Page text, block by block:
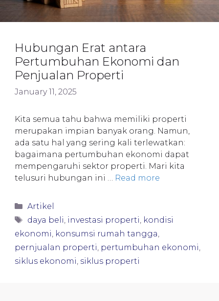
Hubungan Erat antara
Pertumbuhan Ekonomi dan
Penjualan Properti
January 11, 2025
Kita semua tahu bahwa memiliki properti
merupakan impian banyak orang. Namun,
ada satu hal yang sering kali terlewatkan:
bagaimana pertumbuhan ekonomi dapat
mempengaruhi sektor properti. Mari kita
telusuri hubungan ini …
Read more
Categories
Artikel
Tags
daya beli investasi properti kondisi
ekonomi konsumsi rumah tangga
pernjualan properti pertumbuhan ekonomi
siklus ekonomi siklus properti